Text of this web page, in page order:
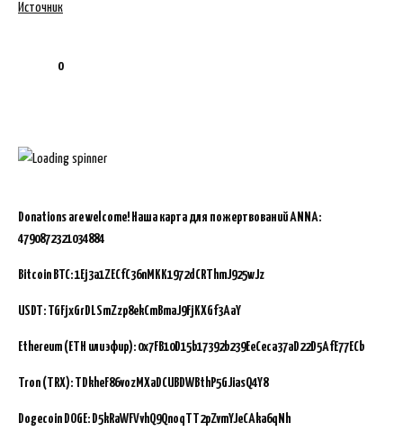
Источник
0
Donations are welcome! Наша карта для пожертвований ANNA:
4790872321034884
Bitcoin BTC:1Ej3a1ZECfC36nMKK1972dCRThmJ925wJz
USDT: TGFjxGrDLSmZzp8ekCmBmaJ9FjKXGf3AaY
Ethereum (ETH или эфир): 0x7FB10D15b17392b239EeCeca37aD22D5AfE77ECb
Tron (TRX): TDkheF86vozMXaDCUBDWBthP5GJiasQ4Y8
Dogecoin DOGE: D5kRaWFVvhQ9QnoqTT2pZvmYJeCAka6qNh